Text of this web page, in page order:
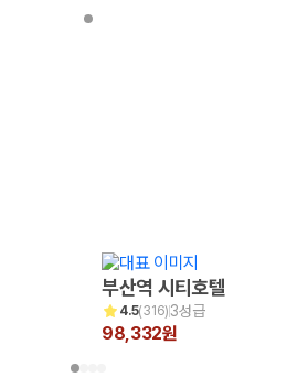
부산역 시티호텔
4.5(316)3성급
98,332원